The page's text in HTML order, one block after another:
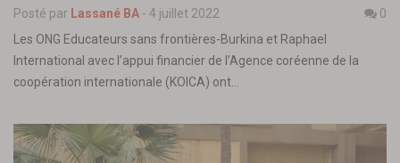
Posté par Lassané BA - 4 juillet 2022
0
Les ONG Educateurs sans frontières-Burkina et Raphael
International avec l’appui financier de l’Agence coréenne de la
coopération internationale (KOICA) ont…